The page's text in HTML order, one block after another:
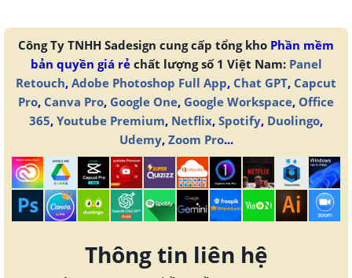
Công Ty TNHH Sadesign cung cấp tổng kho Phần mềm
bản quyền giá rẻchất lượng số 1 Việt Nam: Panel
Retouch, Adobe Photoshop Full App, Chat GPT, Capcut
Pro, Canva Pro, Google One, Google Workspace, Office
365, Youtube Premium, Netflix, Spotify, Duolingo,
Udemy, Zoom Pro...
Thông tin liên hệ